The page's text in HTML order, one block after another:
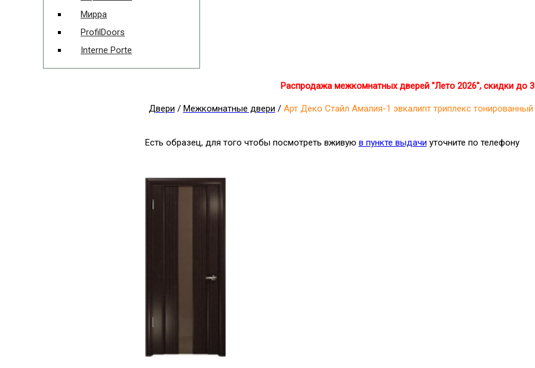
Мирра
ProfilDoors
Interne Porte
Распродажа межкомнатных дверей "Лето 2026", скидки до
Двери / Межкомнатные двери / Арт Деко Стайл Амалия-1 эвкалипт триплекс тонированный
Есть образец, для того чтобы посмотреть вживую в пункте выдачи уточните по телефону